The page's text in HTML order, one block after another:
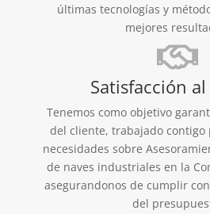
últimas tecnologías y
mejores
Satisfacción
Tenemos como objetivo
del cliente, trabajado contigo
necesidades sobre
de naves industriales en la
asegurandonos de cumplir
del